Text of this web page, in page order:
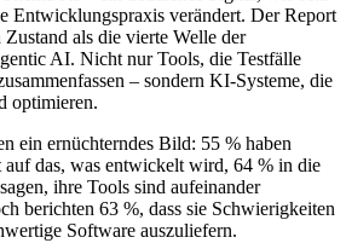
Entwicklungspraxis verändert. Der Report
als die vierte Welle der
AI. Nicht nur Tools, die Testfälle
– sondern KI-Systeme, die
optimieren.
ein ernüchterndes Bild: 55 % haben
das, was entwickelt wird, 64 % in die
ihre Tools sind aufeinander
berichten 63 %, dass sie Schwierigkeiten
Software auszuliefern.